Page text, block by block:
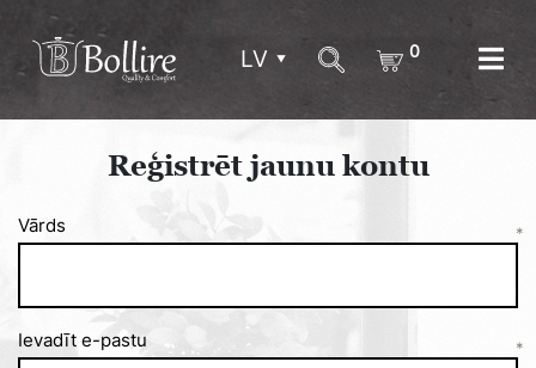
LV 0
Reģistrēt jaunu kontu
Vārds *
Ievadīt e-pastu *